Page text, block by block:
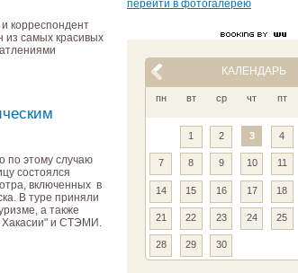
корреспондент
из самых красивых
по этому случаю
состоялся
включенных в
В туре приняли
а также
Хакасии" и СТЭМИ.
перейти в фотогалерею
пн вт ср чт пт
1 2 3 4
7 8 9 10 11
14 15 16 17 18
21 22 23 24 25
28 29 30
КАЛЕНДАРЬ